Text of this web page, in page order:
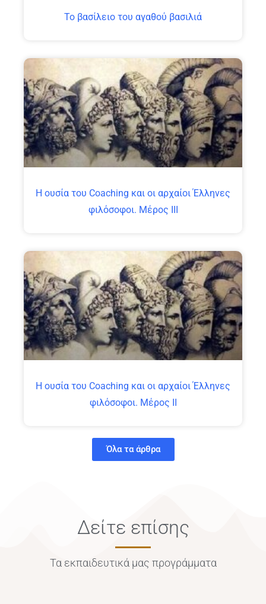
Το βασίλειο του αγαθού βασιλιά
Η ουσία του Coaching και οι αρχαίοι Έλληνες
φιλόσοφοι. Μέρος ΙΙΙ
Η ουσία του Coaching και οι αρχαίοι Έλληνες
φιλόσοφοι. Μέρος ΙΙ
Όλα τα άρθρα
Δείτε επίσης
Τα εκπαιδευτικά μας προγράμματα